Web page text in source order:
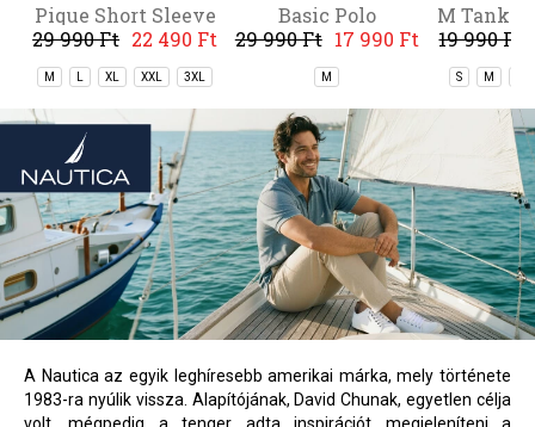
Pique Short Sleeve
Polo
29 990 Ft 22 490 Ft
M XL XXL 3XL
Basic Polo
29 990 Ft 17 990 Ft
M
M
19 990 Ft
S M
A Nautica az egyik leghíresebb amerikai márka, mely története
1983-ra nyúlik vissza. Alapítójának, David Chunak, egyetlen célja